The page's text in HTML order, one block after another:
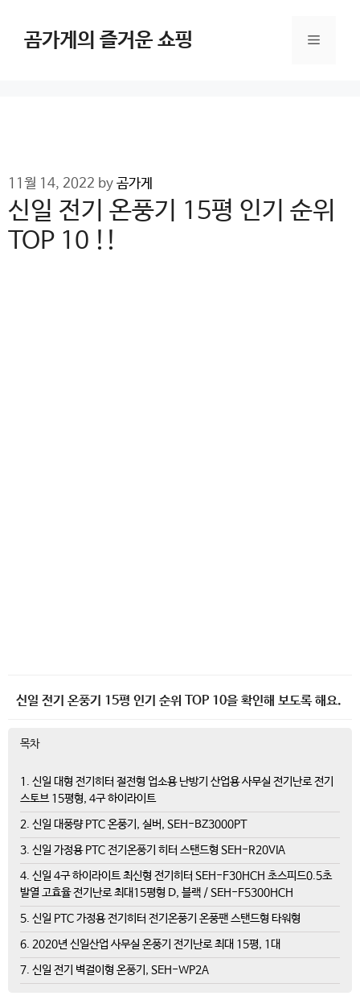
content곰가게의 즐거운 쇼핑 Menu
11월 14, 2022 by 곰가게
신일 전기 온풍기 15평 인기 순위
TOP 10 !!
신일 전기 온풍기 15평 인기 순위 TOP 10을 확인해 보도록 해요.
목차
1. 신일 대형 전기히터 절전형 업소용 난방기 산업용 사무실 전기난로 전기
스토브 15평형, 4구 하이라이트
2. 신일 대풍량 PTC 온풍기, 실버, SEH-BZ3000PT
3. 신일 가정용 PTC 전기온풍기 히터 스탠드형 SEH-R20VIA
4. 신일 4구 하이라이트 최신형 전기히터 SEH-F30HCH 초스피드0.5초
발열 고효율 전기난로 최대15평형 D, 블랙 / SEH-F5300HCH
5. 신일 PTC 가정용 전기히터 전기온풍기 온풍팬 스탠드형 타워형
6. 2020년 신일산업 사무실 온풍기 전기난로 최대 15평, 1대
7. 신일 전기 벽걸이형 온풍기, SEH-WP2A